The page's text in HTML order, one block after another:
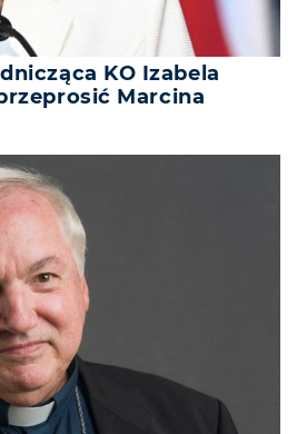
KO Izabela
Marcina